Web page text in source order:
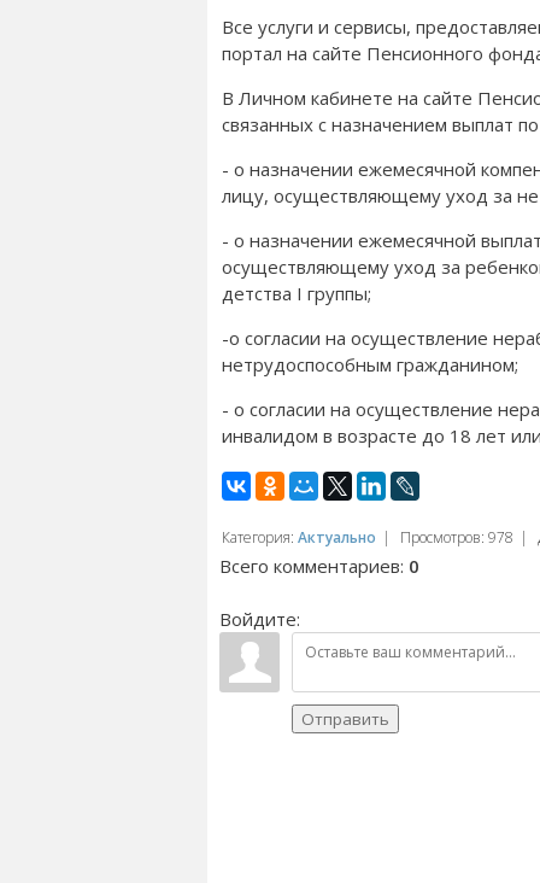
Все услуги и сервисы,
портал на сайте Пенсионного
В Личном кабинете на сайте
связанных с назначением выплат
- о назначении ежемесячной
лицу, осуществляющему уход за
- о назначении ежемесячной
осуществляющему уход за
детства I группы;
-о согласии на осуществление
нетрудоспособным гражданином;
- о согласии на осуществление
инвалидом в возрасте до 18 лет
Категория: Актуально | Просмотров: 978 |
Всего комментариев: 0
Войдите:
Отправить